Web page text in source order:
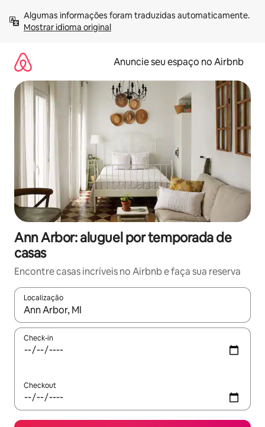
para
Mostrar idioma original
Anuncie seu espaço no Airbnb
Ann Arbor: aluguel por temporada de
casas
Encontre casas incríveis no Airbnb e faça sua reserva
Localização
Quando os resultados estiverem disponíveis, explore-os
Check-in
Checkout